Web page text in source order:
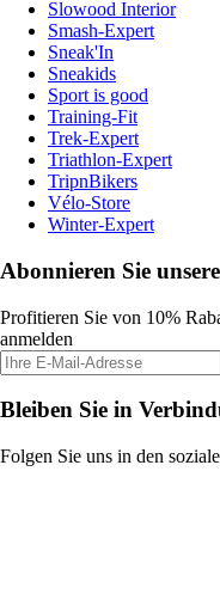
Slowood Interior
Smash-Expert
Sneak'In
Sneakids
Sport is good
Training-Fit
Trek-Expert
Triathlon-Expert
TripnBikers
Vélo-Store
Winter-Expert
Abonnieren Sie
Profitieren Sie von 10%
anmelden
Bleiben Sie in
Folgen Sie uns in den